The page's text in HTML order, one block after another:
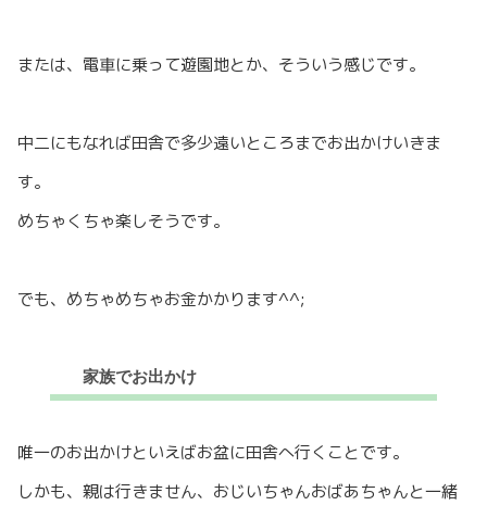
または、電車に乗って遊園地とか、そういう感じです。
中二にもなれば田舎で多少遠いところまでお出かけいきま
す。
めちゃくちゃ楽しそうです。
でも、めちゃめちゃお金かかります^^;
家族でお出かけ
唯一のお出かけといえばお盆に田舎へ行くことです。
しかも、親は行きません、おじいちゃんおばあちゃんと一緒